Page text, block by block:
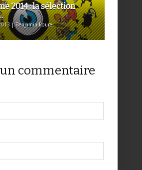
2014 : la sélection
| Benjamin Roure
commentaire